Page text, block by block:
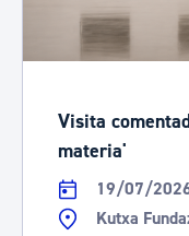
Visita
materia'
19/07/
Kutxa